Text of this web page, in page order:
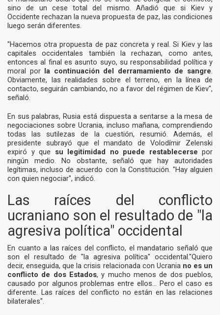
sino de un cese total del mismo. Añadió que si Kiev y
Occidente rechazan la nueva propuesta de paz, las condiciones
luego serán diferentes.
"Hacemos otra propuesta de paz concreta y real. Si Kiev y las
capitales occidentales también la rechazan, como antes,
entonces al final es asunto suyo, su responsabilidad política y
moral por la continuación del derramamiento de sangre.
Obviamente, las realidades sobre el terreno, en la línea de
contacto, seguirán cambiando, no a favor del régimen de Kiev",
señaló.
En sus palabras, Rusia está dispuesta a sentarse a la mesa de
negociaciones sobre Ucrania, incluso mañana, comprendiendo
todas las sutilezas de la cuestión, resumió. Además, el
presidente subrayó que el mandato de Volodímir Zelenski
expiró y que su legitimidad no puede restablecerse por
ningún medio. No obstante, señaló que hay autoridades
legítimas, incluso de acuerdo con la Constitución. "Hay alguien
con quien negociar", indicó.
Las raíces del conflicto
ucraniano son el resultado de "la
agresiva política" occidental
En cuanto a las raíces del conflicto, el mandatario señaló que
son el resultado de "la agresiva política" occidental."Quiero
decir, enseguida, que la crisis relacionada con Ucraniano es un
conflicto de dos Estados, y mucho menos de dos pueblos,
causado por algunos problemas entre ellos... Pero el caso es
diferente. Las raíces del conflicto no están en las relaciones
bilaterales".